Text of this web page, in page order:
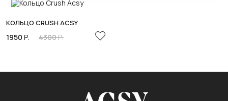
КОЛЬЦО CRUSH ACSY
1950 Р. 4300Р.